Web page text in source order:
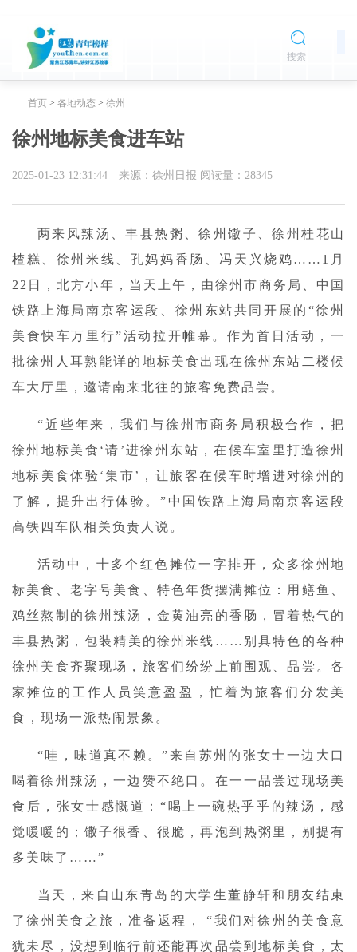
搜索
首页 > 各地动态 > 徐州
徐州地标美食进车站
2025-01-23 12:31:44 来源：徐州日报 阅读量： 28345
两来风辣汤、丰县热粥、徐州馓子、徐州桂花山
楂糕、徐州米线、孔妈妈香肠、冯天兴烧鸡……1月
22日，北方小年，当天上午，由徐州市商务局、中国
铁路上海局南京客运段、徐州东站共同开展的“徐州
美食快车万里行”活动拉开帷幕。作为首日活动，一
批徐州人耳熟能详的地标美食出现在徐州东站二楼候
车大厅里，邀请南来北往的旅客免费品尝。
“近些年来，我们与徐州市商务局积极合作，把
徐州地标美食‘请’进徐州东站，在候车室里打造徐州
地标美食体验‘集市’，让旅客在候车时增进对徐州的
了解，提升出行体验。”中国铁路上海局南京客运段
高铁四车队相关负责人说。
活动中，十多个红色摊位一字排开，众多徐州地
标美食、老字号美食、特色年货摆满摊位：用鳝鱼、
鸡丝熬制的徐州辣汤，金黄油亮的香肠，冒着热气的
丰县热粥，包装精美的徐州米线……别具特色的各种
徐州美食齐聚现场，旅客们纷纷上前围观、品尝。各
家摊位的工作人员笑意盈盈，忙着为旅客们分发美
食，现场一派热闹景象。
“哇，味道真不赖。”来自苏州的张女士一边大口
喝着徐州辣汤，一边赞不绝口。在一一品尝过现场美
食后，张女士感慨道：“喝上一碗热乎乎的辣汤，感
觉暖暖的；馓子很香、很脆，再泡到热粥里，别提有
多美味了……”
当天，来自山东青岛的大学生董静轩和朋友结束
了徐州美食之旅，准备返程， “我们对徐州的美食意
犹未尽，没想到临行前还能再次品尝到地标美食，太